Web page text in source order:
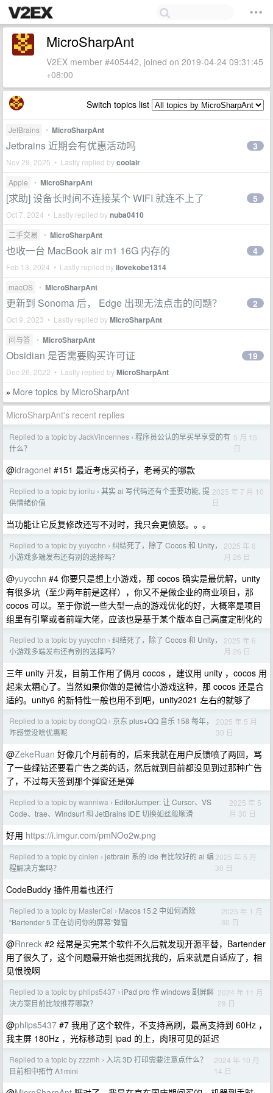
MicroSharpAnt
V2EX member #405442, joined on 2019-04-24 09:31:45
+08:00
Switch topics list
JetBrains • MicroSharpAnt
Jetbrains 近期会有优惠活动吗
Nov 29, 2025 • Lastly replied bycoolair
3
Apple • MicroSharpAnt
[求助] 设备长时间不连接某个 WIFI 就连不上了
Oct 7, 2024 • Lastly replied bynuba0410
5
二手交易 • MicroSharpAnt
也收一台 MacBook air m1 16G 内存的
Feb 13, 2024 • Lastly replied byilovekobe1314
4
macOS • MicroSharpAnt
更新到 Sonoma 后， Edge 出现无法点击的问题？
Oct 9, 2023 • Lastly replied byMicroSharpAnt
2
问与答 • MicroSharpAnt
Obsidian 是否需要购买许可证
Dec 26, 2022 • Lastly replied byMicroSharpAnt
19
» More topics by MicroSharpAnt
MicroSharpAnt's recent replies
Replied to a topic by JackVincennes › 程序员公认的早买早享受的有
什么？
5 月 15
日
@idragonet #151 最近考虑买椅子，老哥买的哪款
Replied to a topic by iorilu › 其实 ai 写代码还有个重要功能, 提
供情绪价值
2025 年 7 月 10
日
当功能让它反复修改还写不对时，我只会更愤怒。。。
Replied to a topic by yuycchn › 纠结死了，除了 Cocos 和 Unity，
小游戏多端发布还有别的选择吗？
2025 年 6
月 26 日
@yuycchn #4 你要只是想上小游戏，那 cocos 确实是最优解，unity
有很多坑（至少两年前是这样），你又不是做企业的商业项目，那
cocos 可以。至于你说一些大型一点的游戏优化的好，大概率是项目
组里有引擎或者前端大佬，应该也是基于某个版本自己高度定制化的
Replied to a topic by yuycchn › 纠结死了，除了 Cocos 和 Unity，
小游戏多端发布还有别的选择吗？
2025 年 6
月 26 日
三年 unity 开发，目前工作用了俩月 cocos ，建议用 unity ，cocos 用
起来太糟心了。当然如果你做的是微信小游戏这种，那 cocos 还是合
适的。unity6 的新特性一般也用不到吧，unity2021 左右的就够了
Replied to a topic by dongQQ › 京东 plus+QQ 音乐 158 每年，
咋感觉没啥优惠呢
2025 年 5 月
30 日
@ZekeRuan 好像几个月前有的，后来我就在用户反馈喷了两回，骂
了一些绿钻还要看广告之类的话，然后就到目前都没见到过那种广告
了，不过每天签到那个弹窗还是弹
Replied to a topic by wanniwa › EditorJumper: 让 Cursor、VS
Code、trae、Windsurf 和 JetBrains IDE 切换如丝般顺滑
2025 年 5
月 30 日
好用 https://i.imgur.com/pmNOo2w.png
Replied to a topic by cinlen › jetbrain 系的 ide 有比较好的 ai 编
程解决方案吗？
2025 年 5 月
30 日
CodeBuddy 插件用着也还行
Replied to a topic by MasterCai › Macos 15.2 中如何消除
“Bartender 5 正在访问你的屏幕”弹窗
2025 年 1 月
30 日
@Rnreck #2 经常是买完某个软件不久后就发现开源平替，Bartender
用了很久了，这个问题最开始也挺困扰我的，后来就是自适应了，相
见恨晚啊
Replied to a topic by phlips5437 › iPad pro 作 windows 副屏解
决方案目前比较推荐哪款？
2024 年 11 月
28 日
@phlips5437 #7 我用了这个软件，不支持高刷，最高支持到 60Hz ，
我主屏 180Hz ，光标移动到 ipad 的上，肉眼可见的延迟
Replied to a topic by zzzmh › 入坑 3D 打印需要注意点什么？
目前相中拓竹 A1mini
2024 年 10 月
14 日